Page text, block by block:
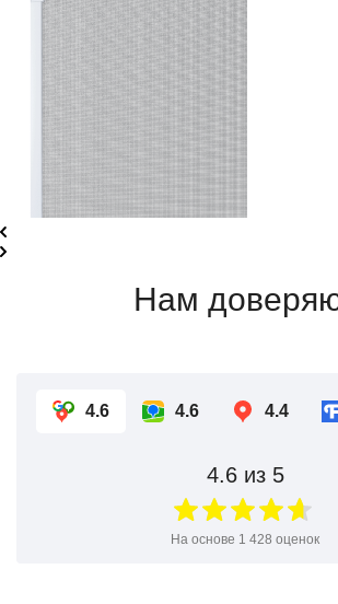
Нам
4.6 4.6 4.4
4.6из 5
На основе 1 428 оценок